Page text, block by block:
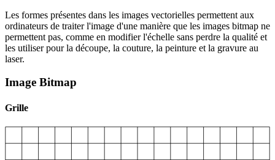
Les formes présentes dans les images vectorielles permettent aux
ordinateurs de traiter l'image d'une manière que les images bitmap ne
permettent pas, comme en modifier l'échelle sans perdre la qualité et
les utiliser pour la découpe, la couture, la peinture et la gravure au
laser.
Image Bitmap
Grille